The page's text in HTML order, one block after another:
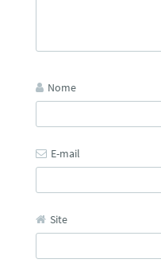
Nome
E-mail
Site